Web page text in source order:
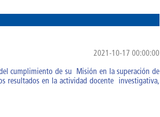
2021-10-17 00:00:00
cumplimiento de su Misión en la superación de
resultados en la actividad docente investigativa,